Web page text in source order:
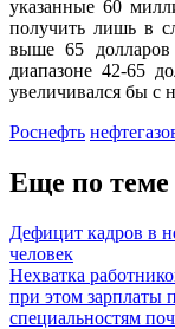
указанные 60
получить лишь в
выше 65
диапазоне 42-65
увеличивался бы с
Роснефть
Еще по теме
Дефицит кадров в
человек
Нехватка
при этом зарплаты
специальностям